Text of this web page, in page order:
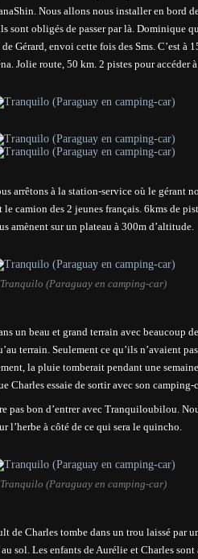
Nous allons nous installer en bord
sont obligés de passer par là. Dominique
Gérard, envoi cette fois des Sms. C’est à
Jolie route, 50 km. 2 pistes pour accéder
arrêtons à la station-service où le gérant
camion des 2 jeunes français. 6kms de
amènent sur un plateau à 300m d’altitude.
Tranquilo (Paraguay en camping-car)
un beau et grand terrain avec beaucoup
terrain. Seulement ce qu’ils n’avaient
la pluie tomberait pendant une
Charles essaie de sortir avec son camping-
pas bon d’entrer avec Tranquiloubilou.
l’herbe à côté de ce qui sera le quincho.
Tranquilo (Paraguay en camping-car)
de Charles tombe dans un trou laissé par
sol. Les enfants de Aurélie et Charles sont